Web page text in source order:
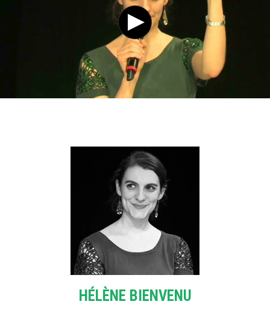
HÉLÈNE BIENVENU